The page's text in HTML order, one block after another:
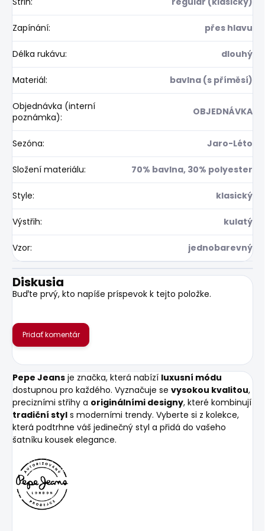
Zapínání: přes hlavu
Délka rukávu: dlouhý
Materiál: bavlna (s příměsí)
Objednávka (interní
poznámka): OBJEDNÁVKA
Sezóna: Jaro-Léto
Složení materiálu: 70% bavlna, 30% polyester
Style: klasický
Výstřih: kulatý
Vzor: jednobarevný
Diskusia
Buďte prvý, kto napíše príspevok k tejto položke.
Pridať komentár
Pepe Jeans je značka, která nabízí luxusní módu
dostupnou pro každého. Vyznačuje se vysokou kvalitou,
precizními střihy a originálními designy, které kombinují
tradiční styl s moderními trendy. Vyberte si z kolekce,
která podtrhne váš jedinečný styl a přidá do vašeho
šatníku kousek elegance.